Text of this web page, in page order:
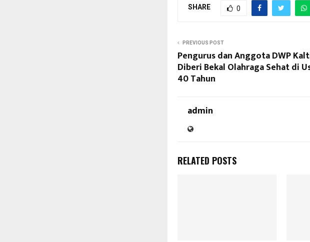
SHARE 0
PREVIOUS POST
Pengurus dan Anggota DWP
Diberi Bekal Olahraga Sehat di
40 Tahun
admin
RELATED POSTS